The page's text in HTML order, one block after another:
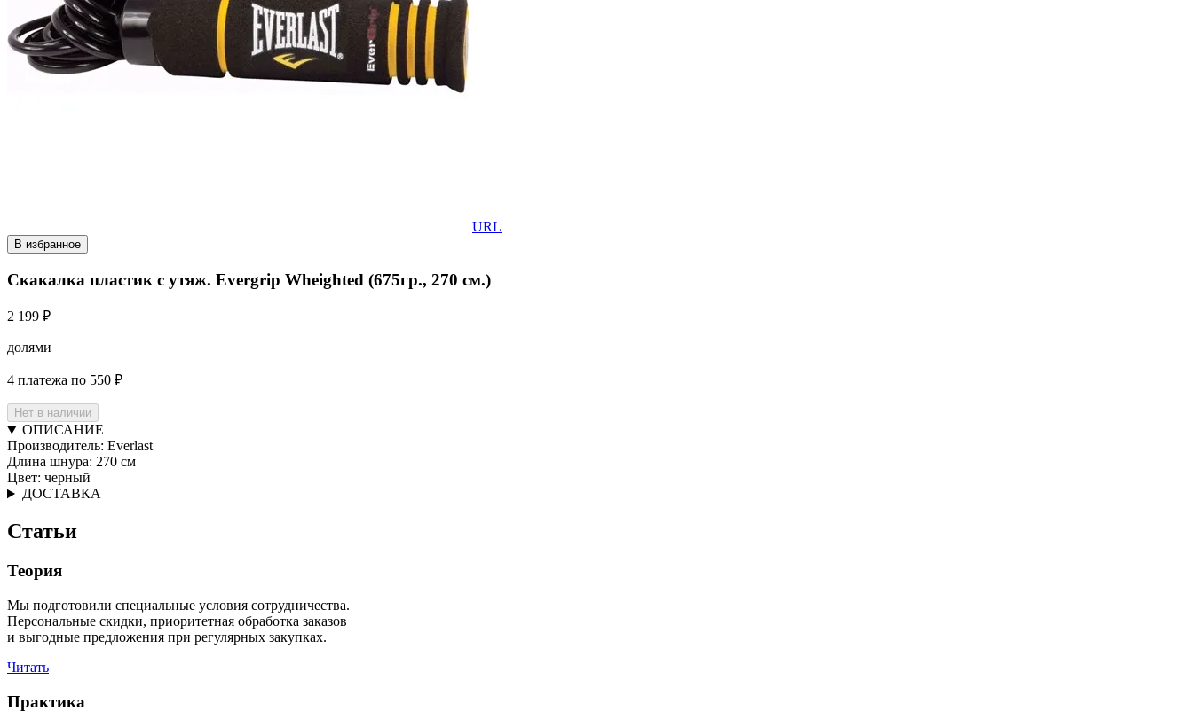
URL
В избранное
Скакалка пластик с утяж. Evergrip Wheighted (675гр., 270 см.)
2 199 ₽
долями
4 платежа по 550 ₽
Нет в наличии
ОПИСАНИЕ
Производитель: Everlast
Длина шнура: 270 см
Цвет: черный
ДОСТАВКА
Статьи
Теория
Мы подготовили специальные условия сотрудничества.
Персональные скидки, приоритетная обработка заказов
и выгодные предложения при регулярных закупках.
Читать
Практика